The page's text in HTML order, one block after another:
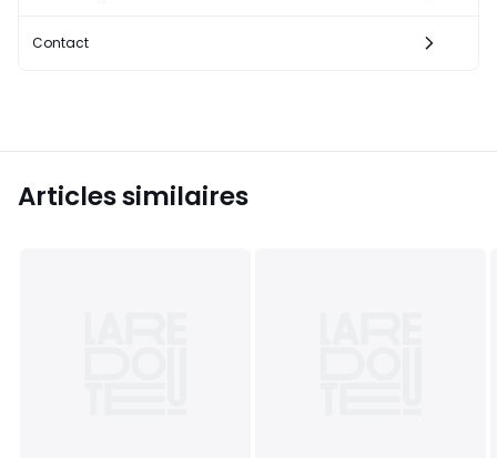
Contact
Articles similaires